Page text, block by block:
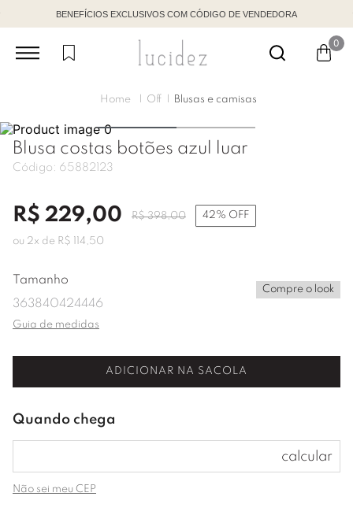
BENEFÍCIOS EXCLUSIVOS COM CÓDIGO DE VENDEDORA
0
Off Blusas e camisas
Blusa costas botões azul luar
Código: 65882123
R$ 229,00 R$ 398,00 42% OFF
ou 2x de R$ 114 ,50
Tamanho
363840424446
Compre o look
Guia de medidas
ADICIONAR NA SACOLA
Não sei meu CEP